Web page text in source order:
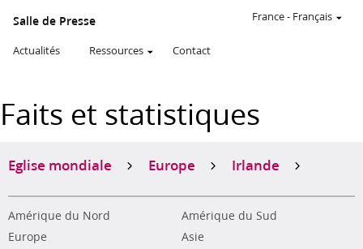
Salle de Presse
Actualités Ressources Contact
France- Français
Faits et statistiques
Eglise mondiale Europe Irlande
Amérique du Nord
Amérique du Sud
Europe
Asie